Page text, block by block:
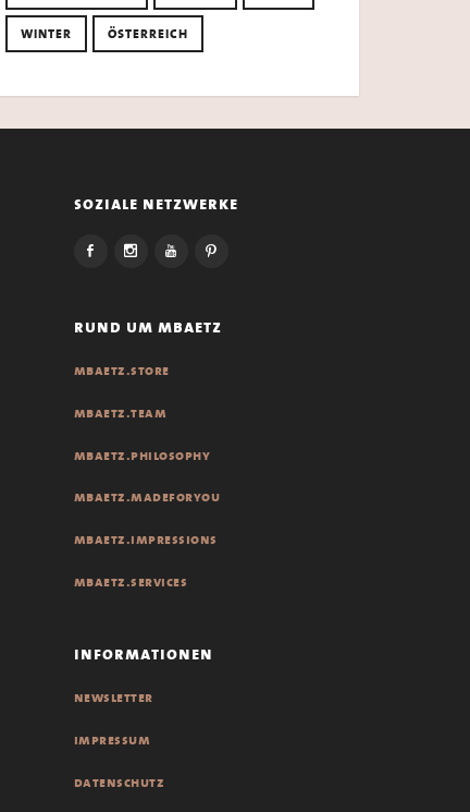
WINTER ÖSTERREICH
soziale netzwerke
rund um mbaetz
mbaetz.store
mbaetz.team
mbaetz.philosophy
mbaetz.madeforyou
mbaetz.impressions
mbaetz.services
informationen
newsletter
impressum
datenschutz